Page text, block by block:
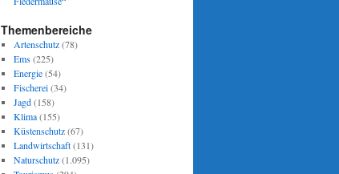
Themenbereiche
Artenschutz(78)
Ems(225)
Energie(54)
Fischerei(34)
Jagd(158)
Klima(155)
Küstenschutz(67)
Landwirtschaft(131)
Naturschutz(1.095)